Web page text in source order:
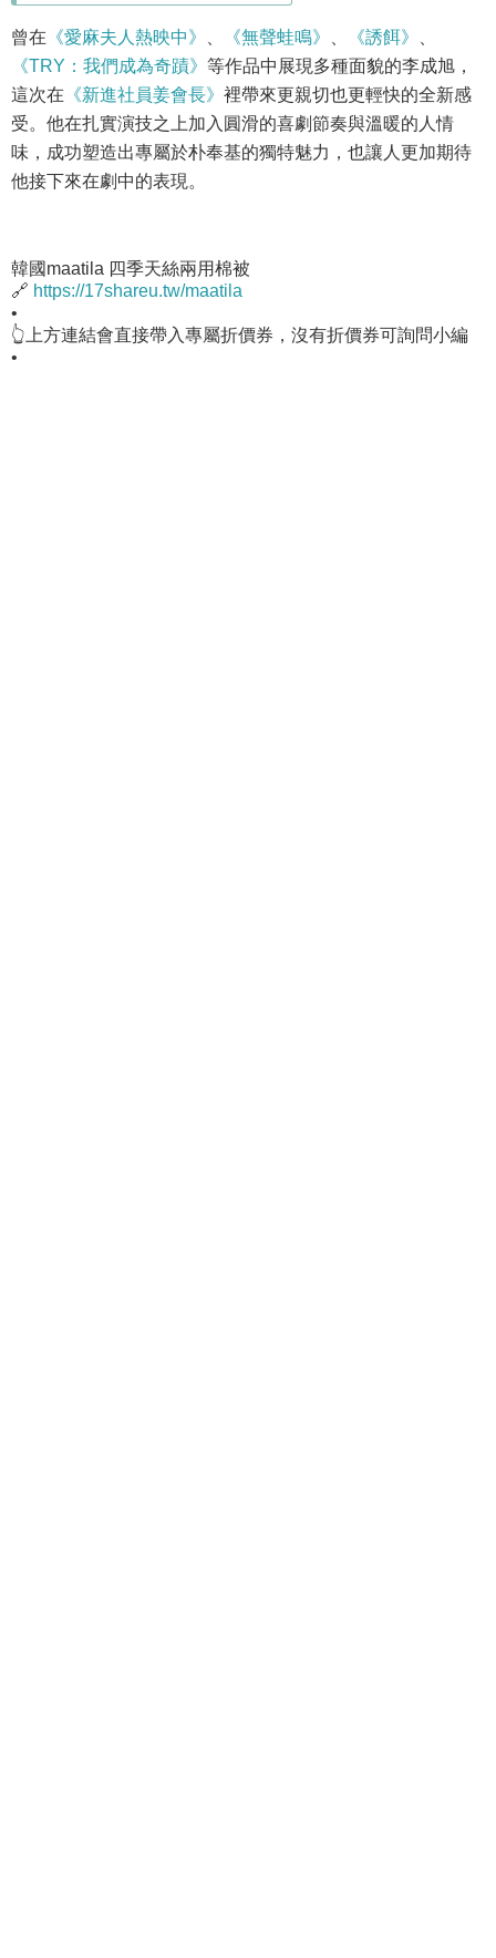
曾在 《愛麻夫人熱映中》 《無聲蛙鳴》 《誘餌》
《TRY：我們成為奇蹟》 等作品中展現多種面貌的李成旭，
這次在 《新進社員姜會長》 裡帶來更親切也更輕快的全新感
受。他在扎實演技之上加入圓滑的喜劇節奏與溫暖的人情
味，成功塑造出專屬於朴奉基的獨特魅力，也讓人更加期待
他接下來在劇中的表現。
韓國maatila 四季天絲兩用棉被
🔗 https://17shareu.tw/maatila
•
👆上方連結會直接帶入專屬折價券，沒有折價券可詢問小編
•